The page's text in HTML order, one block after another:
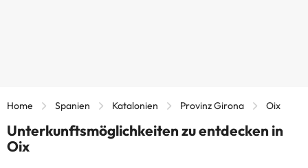
Home Spanien Katalonien Provinz Girona Oix
Unterkunftsmöglichkeiten zu entdecken in
Oix